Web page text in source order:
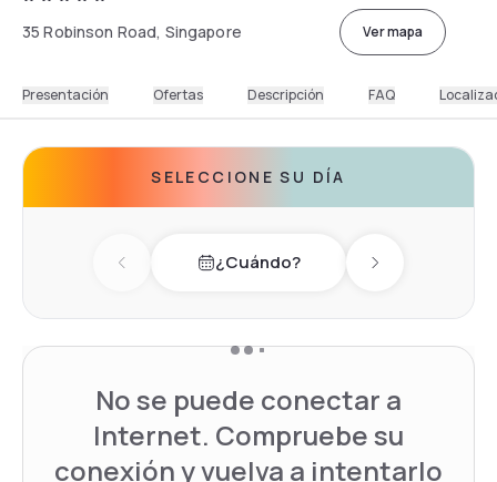
35 Robinson Road, Singapore Ver mapa
Presentación Ofertas Descripción FAQ
SELECCIONE SU DÍA
Previous day¿Cuándo? Next day
No se puede conectar a
Internet. Compruebe su
conexión y vuelva a intentarlo